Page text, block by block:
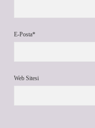
E-Posta*
Web Sitesi